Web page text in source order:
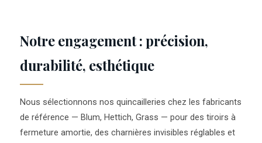
Notre engagement : précision,
durabilité, esthétique
Nous sélectionnons nos quincailleries chez les fabricants
de référence — Blum, Hettich, Grass — pour des tiroirs à
fermeture amortie, des charnières invisibles réglables et